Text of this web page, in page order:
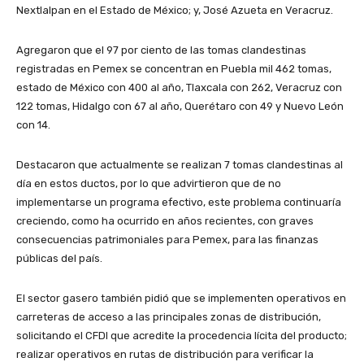
Nextlalpan en el Estado de México; y, José Azueta en Veracruz.
Agregaron que el 97 por ciento de las tomas clandestinas
registradas en Pemex se concentran en Puebla mil 462 tomas,
estado de México con 400 al año, Tlaxcala con 262, Veracruz con
122 tomas, Hidalgo con 67 al año, Querétaro con 49 y Nuevo León
con 14.
Destacaron que actualmente se realizan 7 tomas clandestinas al
día en estos ductos, por lo que advirtieron que de no
implementarse un programa efectivo, este problema continuaría
creciendo, como ha ocurrido en años recientes, con graves
consecuencias patrimoniales para Pemex, para las finanzas
públicas del país.
El sector gasero también pidió que se implementen operativos en
carreteras de acceso a las principales zonas de distribución,
solicitando el CFDI que acredite la procedencia lícita del producto;
realizar operativos en rutas de distribución para verificar la